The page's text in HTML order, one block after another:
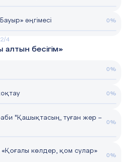
әңгімесі 0%
2/4
алтын бесігім»
0%
0%
"Қашықтасың, туған жер –
0%
көлдер, қом сулар»
0%